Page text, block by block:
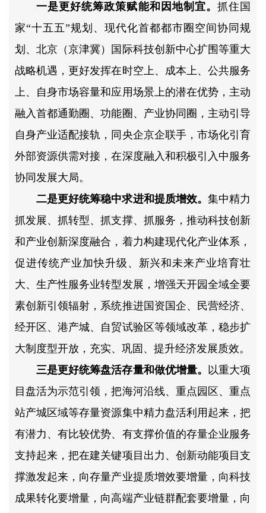
一是更好统筹政策赋能和因地制宜。 抓住国
家“十五五”规划、现代化首都都市圈空间协同规
划、北京（京津冀）国际科技创新中心扩围等重大
战略机遇，更好发挥在时空上、成本上、公共服务
上、自身市场容量和应用场景上的潜在优势，主动
融入首都通勤圈、功能圈、产业协同圈，主动引导
自身产业适配接轨，同央企京企联手，市场化引育
外部资源供需对接，在深度融入和积极引入中服务
协同发展大局。
二是更好统筹稳中求进和提质增效。 集中精力
抓发展、抓转型、抓支撑、抓服务，推动科技创新
和产业创新深度融合，着力构建现代化产业体系，
促进传统产业加快升级、新兴和未来产业培育壮
大、生产性服务业转型发展，增强天开园全域全要
素创新引领辐射，系统推进国资国企、民营经济、
经开区、港产城、自贸试验区等领域改革，稳步扩
大制度型开放，充实、巩固、提升经济发展质效。
三是更好统筹盘活存量和做优增量。 以重大项
目盘活为示范引领，把海河沿线、重点园区、重点
站产城区域等存量资源集中精力盘活利用起来，把
有潜力、有比较优势、有支撑价值的存量企业服务
支持起来，把在建关键项目出力、创新动能项目支
撑激发起来，向存量产业提质增效要增量，向科技
成果转化要增量，向高端产业链群配套要增量，向